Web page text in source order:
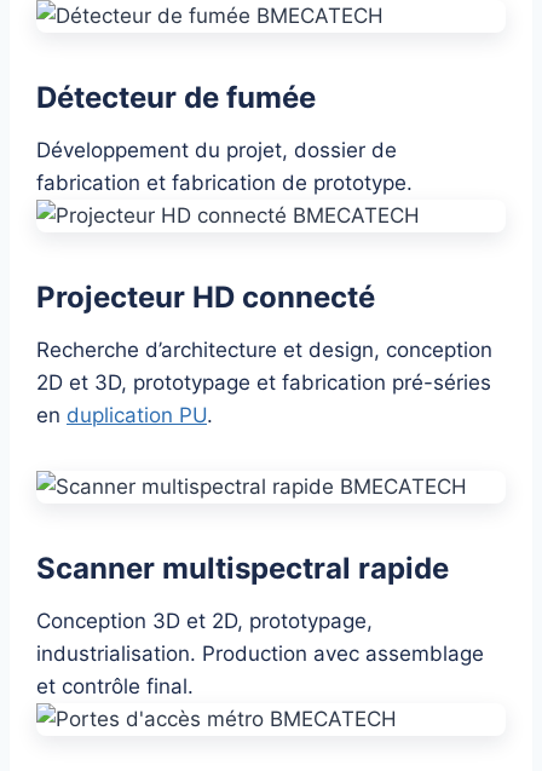
Détecteur de fumée
Développement du projet, dossier de
fabrication et fabrication de prototype.
Projecteur HD connecté
Recherche d’architecture et design, conception
2D et 3D, prototypage et fabrication pré-séries
en duplication PU.
Scanner multispectral rapide
Conception 3D et 2D, prototypage,
industrialisation. Production avec assemblage
et contrôle final.